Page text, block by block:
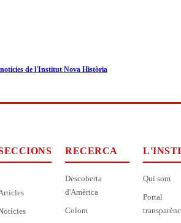
de l'Institut Nova Història
RECERCA
Descoberta
d'Amèrica
Colom
Qui som
Portal